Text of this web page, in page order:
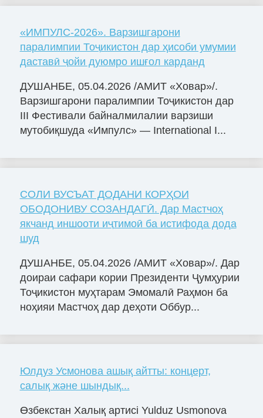
«ИМПУЛС-2026». Варзишгарони
паралимпии Тоҷикистон дар ҳисоби умумии
даставӣ ҷойи дуюмро ишғол карданд
ДУШАНБЕ, 05.04.2026 /АМИТ «Ховар»/.
Варзишгарони паралимпии Тоҷикистон дар
III Фестивали байналмилалии варзиши
мутобиқшуда «Импулс» — International I...
СОЛИ ВУСЪАТ ДОДАНИ КОРҲОИ
ОБОДОНИВУ СОЗАНДАГӢ. Дар Мастчоҳ
якчанд иншооти иҷтимоӣ ба истифода дода
шуд
ДУШАНБЕ, 05.04.2026 /АМИТ «Ховар»/. Дар
доираи сафари кории Президенти Ҷумҳурии
Тоҷикистон муҳтарам Эмомалӣ Раҳмон ба
ноҳияи Мастчоҳ дар деҳоти Оббур...
Юлдуз Усмонова ашық айтты: концерт,
салық және шындық...
Өзбекстан Халық артисі Yulduz Usmonova